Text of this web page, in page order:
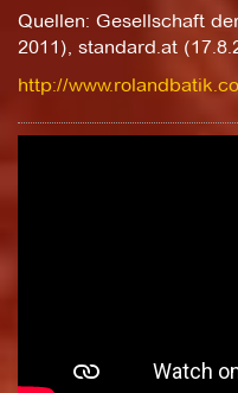
Quellen: Gesellschaft
2011), standard.at
http://